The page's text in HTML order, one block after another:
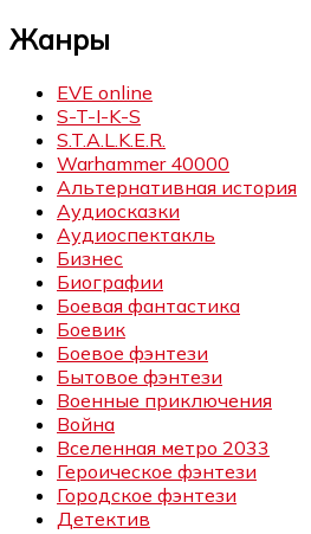
Жанры
EVE online
S-T-I-K-S
S.T.A.L.K.E.R.
Warhammer 40000
Альтернативная история
Аудиосказки
Аудиоспектакль
Бизнес
Биографии
Боевая фантастика
Боевик
Боевое фэнтези
Бытовое фэнтези
Военные приключения
Война
Вселенная метро 2033
Героическое фэнтези
Городское фэнтези
Детектив